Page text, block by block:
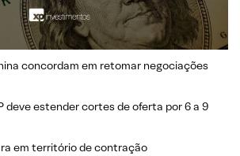
concordam em retomar negociações
deve estender cortes de oferta por 6 a 9
em território de contração